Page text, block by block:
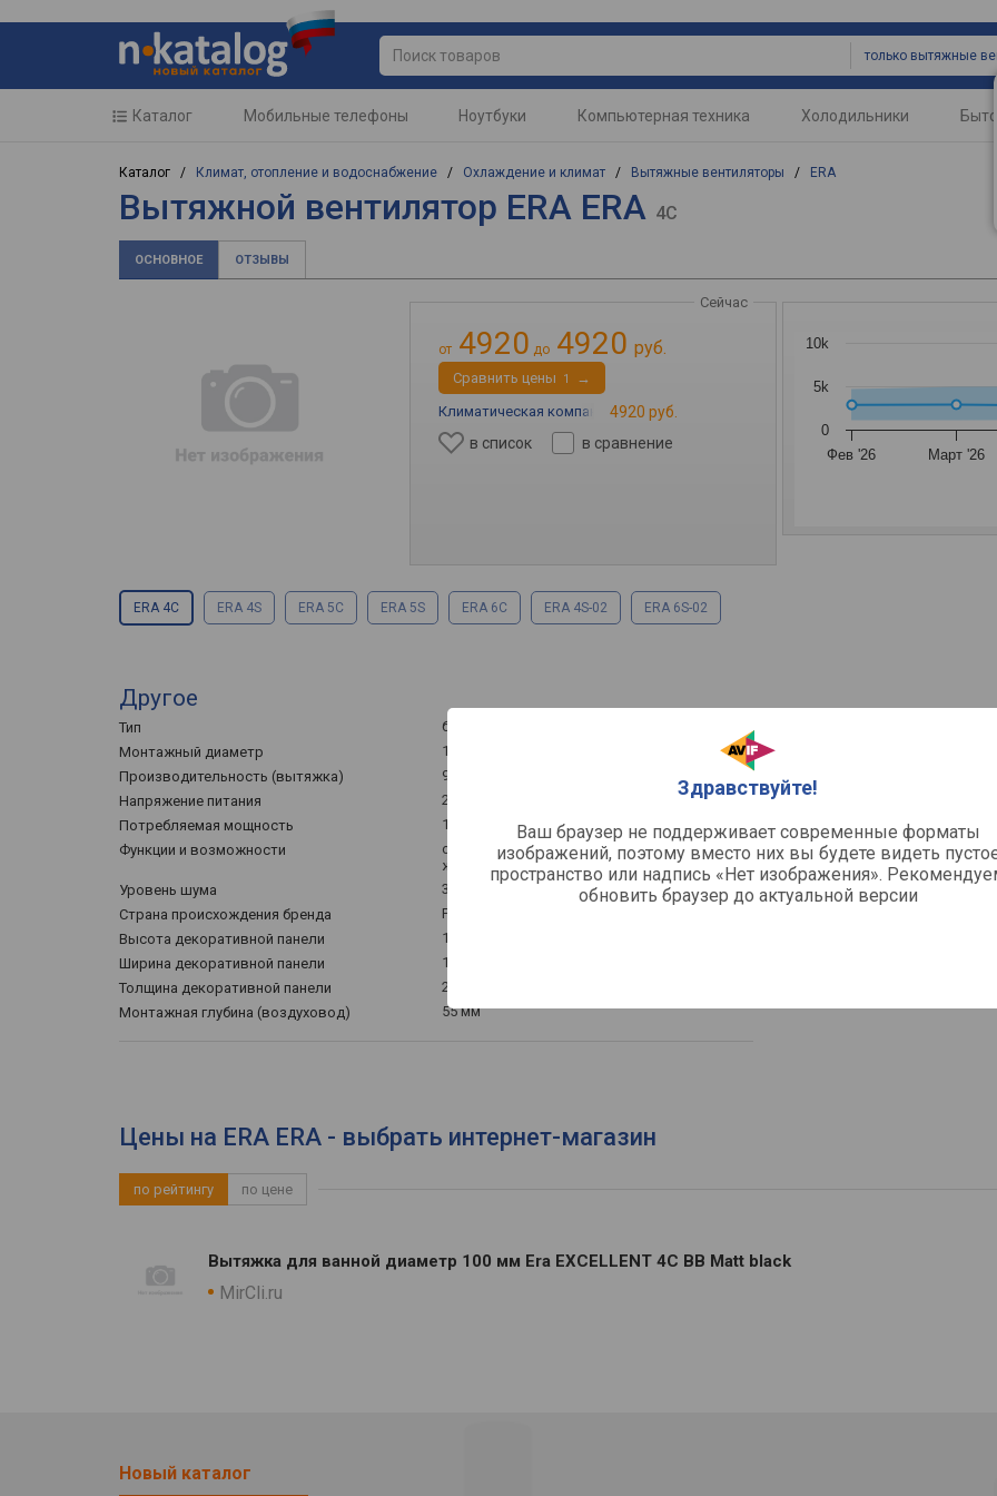
Здравствуйте!
Ваш браузер не поддерживает современные форматы
изображений, поэтому вместо них вы будете видеть
пространство или надпись «Нет изображения».
обновить браузер до актуальной версии
Каталог Мобильные телефоны Ноутбуки Компьютерная техника Холодильники
Каталог / Климат, отопление и водоснабжение / Охлаждение и климат / Вытяжные вентиляторы / ERA
Вытяжной вентилятор ERA ERA 4C
ОСНОВНОЕ ОТЗЫВЫ
от 4920 до 4920 руб.
Сейчас
Cравнить цены 1
→
Климатическая компания «MirCli» →
4920 руб.
в список
в сравнение
Фев '26 Март '26
0
5k
10k
ERA 4C ERA 4S ERA 5C ERA 5S ERA 6C ERA 4S-02 ERA 6S-02
Другое
Тип
бытовой вытяжной (накладной)
Монтажный диаметр
100 мм
Производительность (вытяжка)
97 м³/ч
Напряжение питания
230 В
Потребляемая мощность
14 Вт
Функции и возможности
обратный клапан / автоматические
жалюзи
Уровень шума
35 дБ
Страна происхождения бренда
Россия
Высота декоративной панели
150 мм
Ширина декоративной панели
150 мм
Толщина декоративной панели
22 мм
Монтажная глубина (воздуховод)
55 мм
Цены на ERA ERA - выбрать интернет-магазин
по рейтингу по цене
Вытяжка для ванной диаметр 100 мм Era EXCELLENT 4C BB Matt black
MirCli.ru
Новый каталог